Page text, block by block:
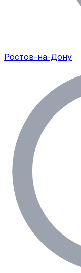
Ростов-на-Дону